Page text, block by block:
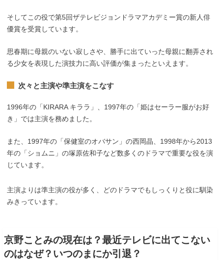
そしてこの役で第5回ザテレビジョンドラマアカデミー賞の新人俳
優賞を受賞しています。
思春期に母親のいない寂しさや、勝手に出ていった母親に翻弄され
る少女を表現した演技力に高い評価が集まったといえます。
次々と主演や準主演をこなす
1996年の「KIRARA キララ」、1997年の「姫はセーラー服がお好
き」では主演を務めました。
また、1997年の「保健室のオバサン」の西岡晶、1998年から2013
年の「ショムニ」の塚原佐和子など数多くのドラマで重要な役を演
じています。
主演よりは準主演の役が多く、どのドラマでもしっくりと役に馴染
みきっています。
京野ことみの現在は？最近テレビに出てこない
のはなぜ？いつのまにか引退？